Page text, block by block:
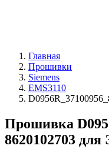
Главная
Прошивки
Siemens
EMS3110
Прошивка
8620102703